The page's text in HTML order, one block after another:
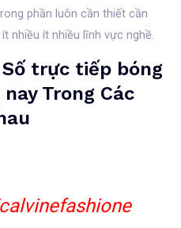
phần luôn cần thiết cần
nhiều ít nhiều lĩnh vực nghề.
trực tiếp bóng
Trong Các